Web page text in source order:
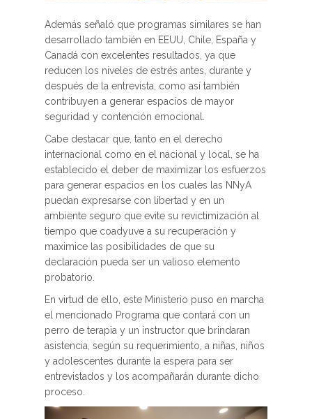
Además señaló que programas similares se han
desarrollado también en EEUU, Chile, España y
Canadá con excelentes resultados, ya que
reducen los niveles de estrés antes, durante y
después de la entrevista, como así también
contribuyen a generar espacios de mayor
seguridad y contención emocional.
Cabe destacar que, tanto en el derecho
internacional como en el nacional y local, se ha
establecido el deber de maximizar los esfuerzos
para generar espacios en los cuales las NNyA
puedan expresarse con libertad y en un
ambiente seguro que evite su revictimización al
tiempo que coadyuve a su recuperación y
maximice las posibilidades de que su
declaración pueda ser un valioso elemento
probatorio.
En virtud de ello, este Ministerio puso en marcha
el mencionado Programa que contará con un
perro de terapia y un instructor que brindaran
asistencia, según su requerimiento, a niñas, niños
y adolescentes durante la espera para ser
entrevistados y los acompañarán durante dicho
proceso.